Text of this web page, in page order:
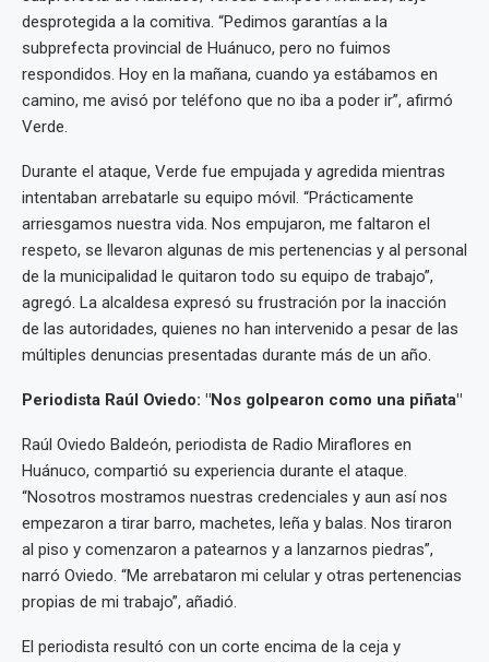
desprotegida a la comitiva. “Pedimos garantías a la
subprefecta provincial de Huánuco, pero no fuimos
respondidos. Hoy en la mañana, cuando ya estábamos en
camino, me avisó por teléfono que no iba a poder ir”, afirmó
Verde.
Durante el ataque, Verde fue empujada y agredida mientras
intentaban arrebatarle su equipo móvil. “Prácticamente
arriesgamos nuestra vida. Nos empujaron, me faltaron el
respeto, se llevaron algunas de mis pertenencias y al personal
de la municipalidad le quitaron todo su equipo de trabajo”,
agregó. La alcaldesa expresó su frustración por la inacción
de las autoridades, quienes no han intervenido a pesar de las
múltiples denuncias presentadas durante más de un año.
Periodista Raúl Oviedo: "Nos golpearon como una piñata"
Raúl Oviedo Baldeón, periodista de Radio Miraflores en
Huánuco, compartió su experiencia durante el ataque.
“Nosotros mostramos nuestras credenciales y aun así nos
empezaron a tirar barro, machetes, leña y balas. Nos tiraron
al piso y comenzaron a patearnos y a lanzarnos piedras”,
narró Oviedo. “Me arrebataron mi celular y otras pertenencias
propias de mi trabajo”, añadió.
El periodista resultó con un corte encima de la ceja y